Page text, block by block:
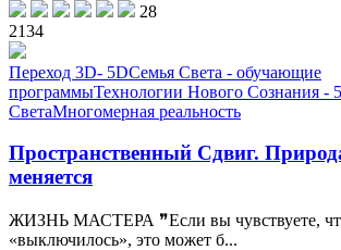
28
2134
Переход 3D- 5DСемья Света - обучающие
программыТехнологии Нового Сознания -
СветаМногомерная реальность
Пространственный Сдвиг.
меняется
ЖИЗНЬ МАСТЕРА ❞Если вы чувствуете,
«выключилось», это может б...